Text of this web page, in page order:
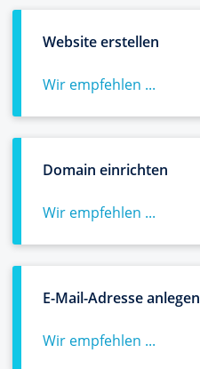
Website erstellen
Wir empfehlen ...
Domain einrichten
Wir empfehlen ...
E-Mail-Adresse anlegen
Wir empfehlen ...